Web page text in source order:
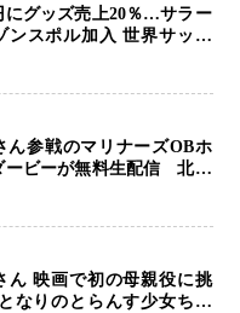
にグッズ売上20％…サラー
ンスポル加入 世界サッカ
リーグ一強」から新時代へ
ん参戦のマリナーズOBホ
ービーが無料生配信 北米
魅せる興行”に世界が注目
ん 映画で初の母親役に挑
なりのとらんす少女ちゃ